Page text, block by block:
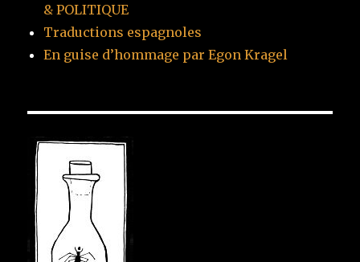
& POLITIQUE
Traductions espagnoles
En guise d’hommage par Egon Kragel